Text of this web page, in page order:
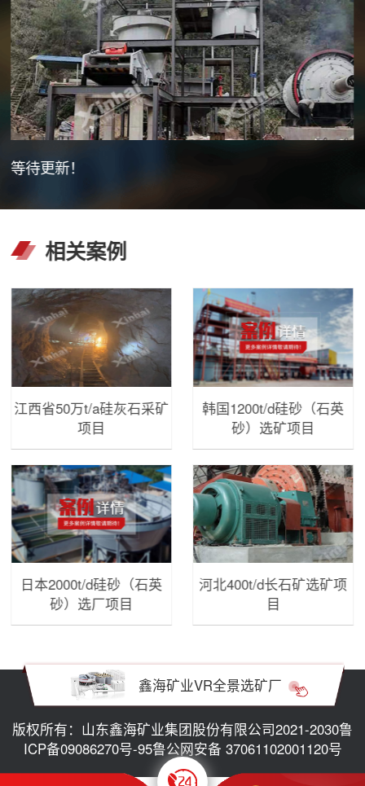
等待更新！
相关案例
江西省50万t/a硅灰石采矿
项目
韩国1200t/d硅砂（石英
砂）选矿项目
日本2000t/d硅砂（石英
砂）选厂项目
河北400t/d长石矿选矿项
目
鑫海矿业VR全景选矿厂
版权所有：山东鑫海矿业集团股份有限公司2021-2030鲁
ICP备09086270号-95鲁公网安备 37061102001120号